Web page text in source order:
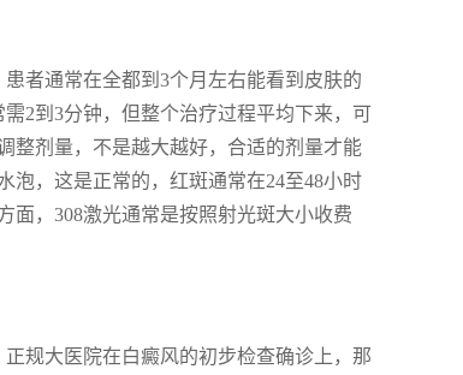
者通常在全都到3个月左右能看到皮肤的
2到3分钟，但整个治疗过程平均下来，可
整剂量，不是越大越好，合适的剂量才能
泡，这是正常的，红斑通常在24至48小时
面，308激光通常是按照射光斑大小收费
规大医院在白癜风的初步检查确诊上，那